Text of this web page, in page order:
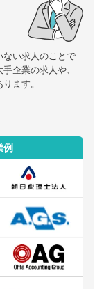
ない求人のことで
企業の求人や、
ます。
例